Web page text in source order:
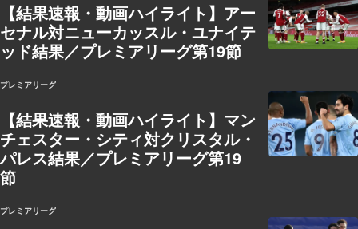
【結果速報・動画ハイライト】アー
セナル対ニューカッスル・ユナイテ
ッド結果／プレミアリーグ第19節
プレミアリーグ
【結果速報・動画ハイライト】マン
チェスター・シティ対クリスタル・
パレス結果／プレミアリーグ第19
節
プレミアリーグ